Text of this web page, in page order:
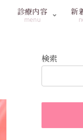
診療内容
menu
新
検索